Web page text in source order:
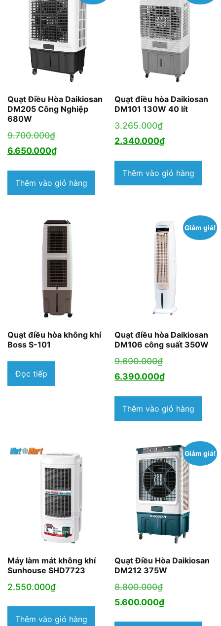
Quạt Điều Hòa Daikiosan
DM205 Công Nghiệp
680W
9.700.000₫Giá
gốc
9.700.000₫.
6.650.000₫Giá
tại
là:
Thêm vào giỏ hàng
Quạt điều hòa Daikiosan
DM101 130W 40 lít
3.265.000₫Giá
gốc
3.265.000₫.
2.340.000₫Giá
tại
là:
Thêm vào giỏ hàng
Quạt điều hòa không khí
Boss S-101
Đọc tiếp
Giảm giá!
Quạt điều hòa Daikiosan
DM106 công suất 350W
9.690.000₫Giá
gốc
9.690.000₫.
6.390.000₫Giá
tại
là:
Thêm vào giỏ hàng
Máy làm mát không khí
Sunhouse SHD7723
2.550.000₫
Thêm vào giỏ hàng
Giảm giá!
Quạt Điều Hòa Daikiosan
DM212 375W
8.800.000₫Giá
gốc
5.600.000₫Giá